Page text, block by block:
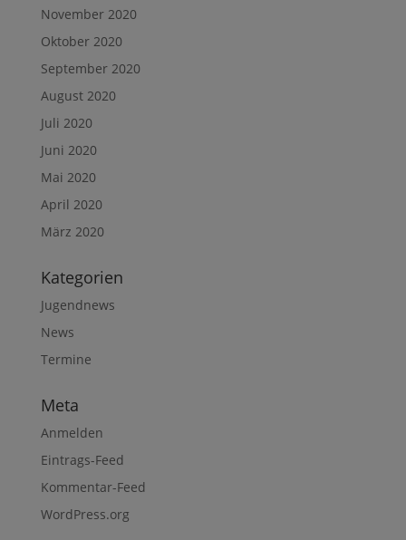
November 2020
Oktober 2020
September 2020
August 2020
Juli 2020
Juni 2020
Mai 2020
April 2020
März 2020
Kategorien
Jugendnews
News
Termine
Meta
Anmelden
Eintrags-Feed
Kommentar-Feed
WordPress.org